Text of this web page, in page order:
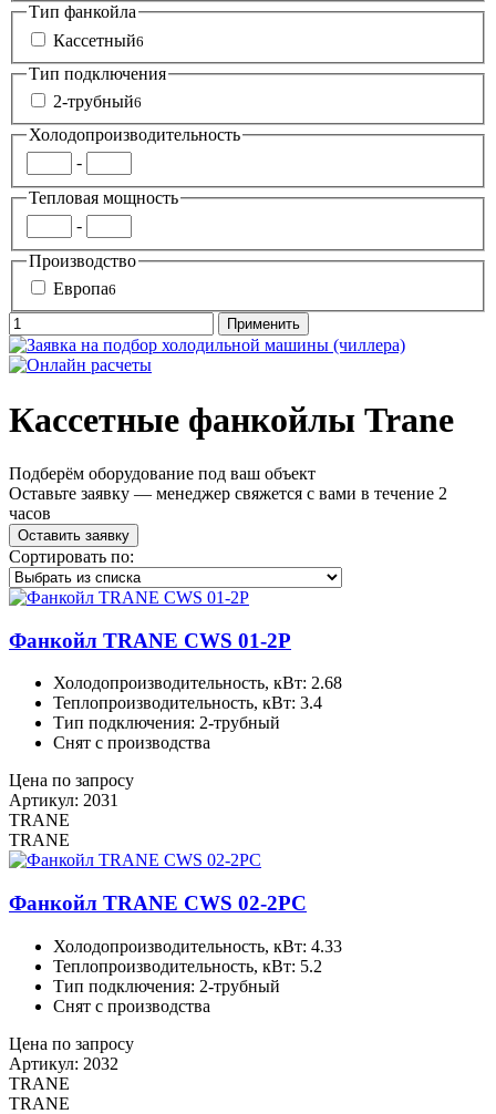
Тип фанкойла
Кассетный6
Тип подключения
2-трубный6
Холодопроизводительность
-
Тепловая мощность
-
Производство
Европа6
Кассетные фанкойлы Trane
Подберём оборудование под ваш объект
Оставьте заявку — менеджер свяжется с вами в течение 2
часов
Оставить заявку
Сортировать по:
Фанкойл TRANE CWS 01-2P
Холодопроизводительность, кВт: 2.68
Теплопроизводительность, кВт: 3.4
Тип подключения: 2-трубный
Снят с производства
Цена по запросу
Артикул: 2031
TRANE
TRANE
Фанкойл TRANE CWS 02-2PC
Холодопроизводительность, кВт: 4.33
Теплопроизводительность, кВт: 5.2
Тип подключения: 2-трубный
Снят с производства
Цена по запросу
Артикул: 2032
TRANE
TRANE